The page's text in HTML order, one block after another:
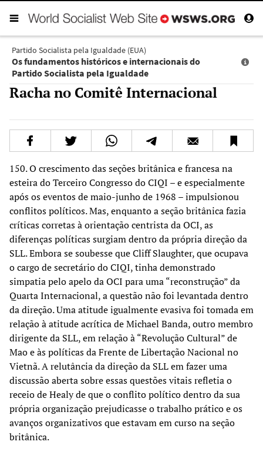
Partido Socialista pela Igualdade (EUA)
Os fundamentos históricos e internacionais do
Partido Socialista pela Igualdade
Racha no Comitê Internacional
150. O crescimento das seções britânica e francesa na
esteira do Terceiro Congresso do CIQI – e especialmente
após os eventos de maio-junho de 1968 – impulsionou
conflitos políticos. Mas, enquanto a seção britânica fazia
críticas corretas à orientação centrista da OCI, as
diferenças políticas surgiam dentro da própria direção da
SLL. Embora se soubesse que Cliff Slaughter, que ocupava
o cargo de secretário do CIQI, tinha demonstrado
simpatia pelo apelo da OCI para uma “reconstrução” da
Quarta Internacional, a questão não foi levantada dentro
da direção. Uma atitude igualmente evasiva foi tomada em
relação à atitude acrítica de Michael Banda, outro membro
dirigente da SLL, em relação à “Revolução Cultural” de
Mao e às políticas da Frente de Libertação Nacional no
Vietnã. A relutância da direção da SLL em fazer uma
discussão aberta sobre essas questões vitais refletia o
receio de Healy de que o conflito político dentro da sua
própria organização prejudicasse o trabalho prático e os
avanços organizativos que estavam em curso na seção
britânica.